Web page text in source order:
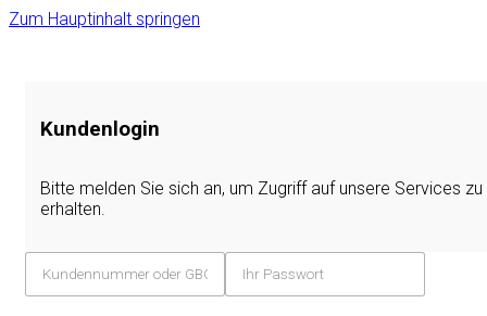
Zum Hauptinhalt springen
Kundenlogin
Bitte melden Sie sich an, um Zugriff auf unsere Services zu
erhalten.